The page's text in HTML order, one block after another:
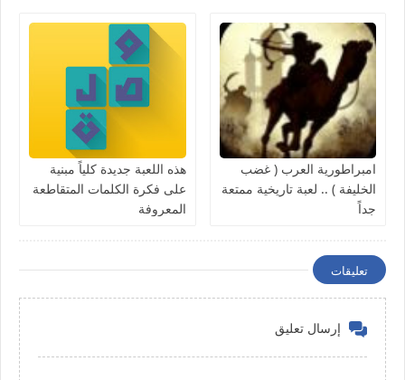
امبراطورية العرب ( غضب
الخليفة ) .. لعبة تاريخية ممتعة
جداً
هذه اللعبة جديدة كلياً مبنية
على فكرة الكلمات المتقاطعة
المعروفة
تعليقات
إرسال تعليق